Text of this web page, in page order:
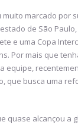
marcado por
de São
e uma Copa
Por mais que
equipe,
que busca uma
quase alcançou a